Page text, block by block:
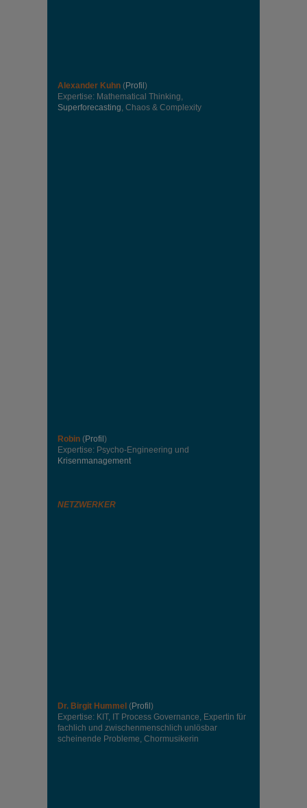
Alexander Kuhn (Profil )
Expertise: Mathematical Thinking,
Superforecasting, Chaos & Complexity
Robin (Profil )
Expertise: Psycho-Engineering und
Krisenmanagement
NETZWERKER
Dr. Birgit Hummel (Profil )
Expertise: KIT, IT Process Governance, Expertin für
fachlich und zwischenmenschlich unlösbar
scheinende Probleme, Chormusikerin